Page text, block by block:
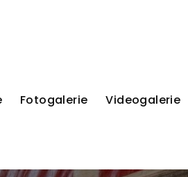
Fotogalerie Videogalerie